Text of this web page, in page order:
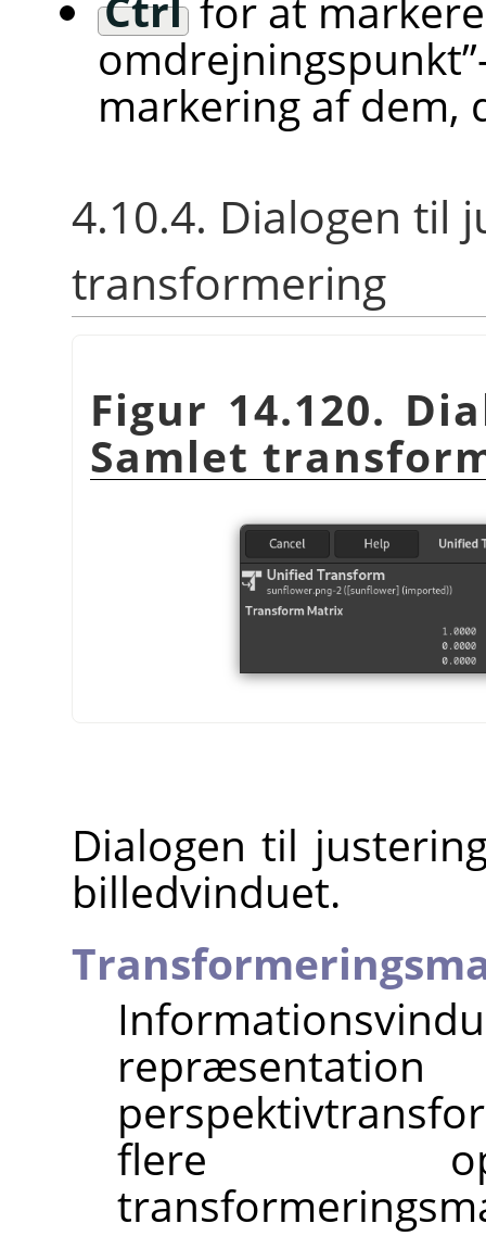
omdrejningspunkt”
markering af dem,
4.10.4. Dialogen til
transformering
Figur 14.120.
Samlet
Dialogen til
billedvinduet.
flere